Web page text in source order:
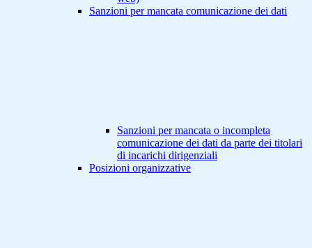
Sanzioni per mancata comunicazione dei dati
Sanzioni per mancata o incompleta
comunicazione dei dati da parte dei titolari
di incarichi dirigenziali
Posizioni organizzative